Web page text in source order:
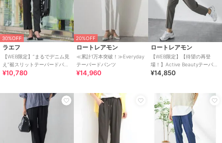
30%OFF
ラエフ
【WEB限定】“まるでデニム見
え”裾スリットテーパードパン
ツ
¥10,780
20%OFF
ロートレアモン
≪累計1万本突破！≫Everyday
テーパードパンツ
¥14,960
ロートレアモン
【WEB限定】【待望の再登
場！】Active Beautyテーパー
ドパンツ≪13号あり≫
¥14,850